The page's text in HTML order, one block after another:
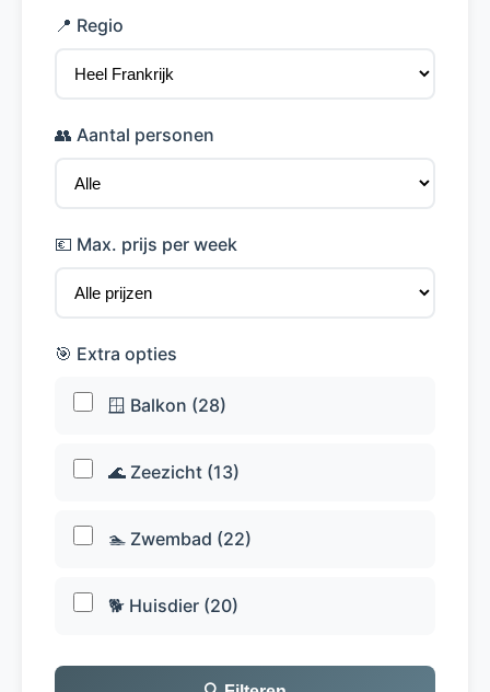
📍 Regio
👥 Aantal personen
💶 Max. prijs per week
🎯 Extra opties
🪟 Balkon (28)
🌊 Zeezicht (13)
🏊 Zwembad (22)
🐕 Huisdier (20)